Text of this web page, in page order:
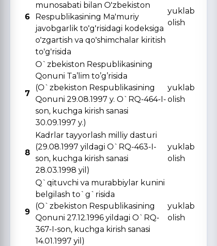
6
munosabati bilan O'zbekiston
Respublikasining Ma'muriy
javobgarlik to'g'risidagi kodeksiga
o'zgartish va qo'shimchalar kiritish
to'g'risida
yuklab
olish
7
O`zbekiston Respublikasining
Qonuni Ta’lim to’g’risida
(O`zbekiston Respublikasining
Qonuni 29.08.1997 y. O`RQ-464-I-
son, kuchga kirish sanasi
30.09.1997 y.)
yuklab
olish
8
Kadrlar tayyorlash milliy dasturi
(29.08.1997 yildagi O`RQ-463-I-
son, kuchga kirish sanasi
28.03.1998 yil)
yuklab
olish
9
Q`qituvchi va murabbiylar kunini
belgilash to`g`risida
(O`zbekiston Respublikasining
Qonuni 27.12.1996 yildagi O`RQ-
367-I-son, kuchga kirish sanasi
14.01.1997 yil)
yuklab
olish